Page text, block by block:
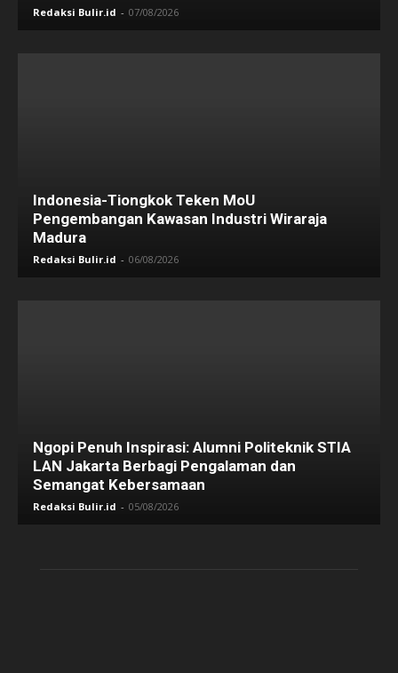
Redaksi Bulir.id - 07/08/2026
Indonesia-Tiongkok Teken MoU
Pengembangan Kawasan Industri Wiraraja
Madura
Redaksi Bulir.id - 06/08/2026
Ngopi Penuh Inspirasi: Alumni Politeknik STIA
LAN Jakarta Berbagi Pengalaman dan
Semangat Kebersamaan
Redaksi Bulir.id - 05/08/2026